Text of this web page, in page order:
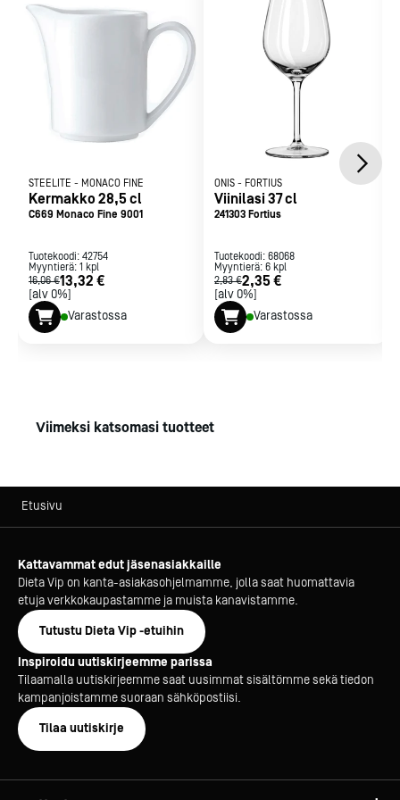
STEELITE - MONACO FINE
Kermakko 28,5 cl
C669 Monaco Fine 9001
Tuotekoodi: 42754
Myyntierä: 1 kpl
16,06 €13,32 €
[alv 0%]
Varastossa
ONIS - FORTIUS
Viinilasi 37 cl
241303 Fortius
Tuotekoodi: 68068
Myyntierä: 6 kpl
2,83 €2,35 €
[alv 0%]
Varastossa
Viimeksi katsomasi tuotteet
Etusivu
Kattavammat edut jäsenasiakkaille
Dieta Vip on kanta-asiakasohjelmamme, jolla saat huomattavia
etuja verkkokaupastamme ja muista kanavistamme.
Tutustu Dieta Vip -etuihin
Inspiroidu uutiskirjeemme parissa
Tilaamalla uutiskirjeemme saat uusimmat sisältömme sekä tiedon
kampanjoistamme suoraan sähköpostiisi.
Tilaa uutiskirje